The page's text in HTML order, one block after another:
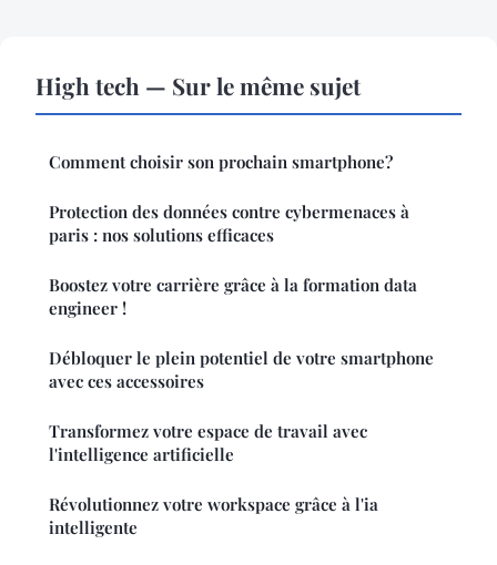
High tech — Sur le même sujet
Comment choisir son prochain smartphone?
Protection des données contre cybermenaces à
paris : nos solutions efficaces
Boostez votre carrière grâce à la formation data
engineer !
Débloquer le plein potentiel de votre smartphone
avec ces accessoires
Transformez votre espace de travail avec
l'intelligence artificielle
Révolutionnez votre workspace grâce à l'ia
intelligente